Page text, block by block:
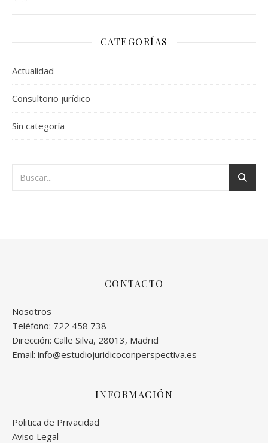
CATEGORÍAS
Actualidad
Consultorio jurídico
Sin categoría
CONTACTO
Nosotros
Teléfono: 722 458 738
Dirección: Calle Silva, 28013, Madrid
Email: info@estudiojuridicoconperspectiva.es
INFORMACIÓN
Politica de Privacidad
Aviso Legal